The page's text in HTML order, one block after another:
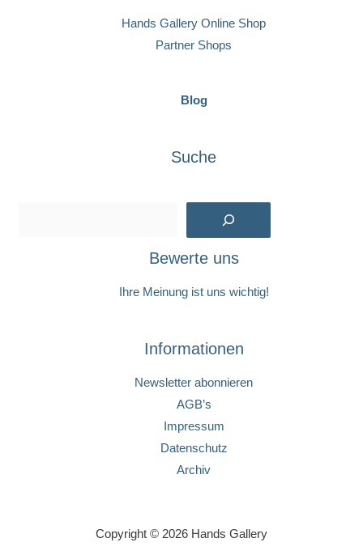
Hands Gallery Online Shop
Partner Shops
Blog
Suche
Bewerte uns
Ihre Meinung ist uns wichtig!
Informationen
Newsletter abonnieren
AGB’s
Impressum
Datenschutz
Archiv
Copyright © 2026 Hands Gallery